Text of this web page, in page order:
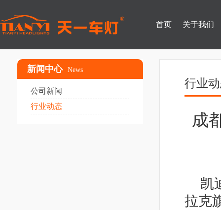
首页 关于我们
新闻中心 News
公司新闻
行业动态
行业
成
凯
拉克